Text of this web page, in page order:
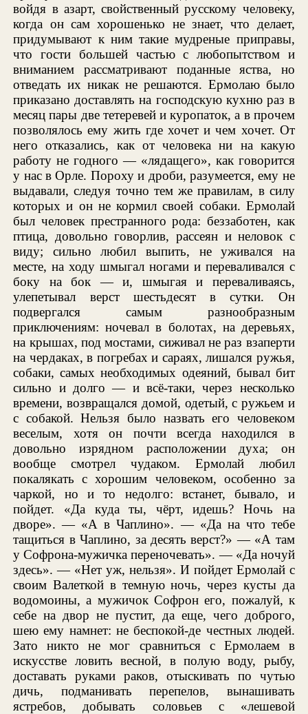
войдя в азарт, свойственный русскому человеку,
когда он сам хорошенько не знает, что делает,
придумывают к ним такие мудреные приправы,
что гости большей частью с любопытством и
вниманием рассматривают поданные яства, но
отведать их никак не решаются. Ермолаю было
приказано доставлять на господскую кухню раз в
месяц пары две тетеревей и куропаток, а в прочем
позволялось ему жить где хочет и чем хочет. От
него отказались, как от человека ни на какую
работу не годного — «лядащего», как говорится
у нас в Орле. Пороху и дроби, разумеется, ему не
выдавали, следуя точно тем же правилам, в силу
которых и он не кормил своей собаки. Ермолай
был человек престранного рода: беззаботен, как
птица, довольно говорлив, рассеян и неловок с
виду; сильно любил выпить, не уживался на
месте, на ходу шмыгал ногами и переваливался с
боку на бок — и, шмыгая и переваливаясь,
улепетывал верст шестьдесят в сутки. Он
подвергался самым разнообразным
приключениям: ночевал в болотах, на деревьях,
на крышах, под мостами, сиживал не раз взаперти
на чердаках, в погребах и сараях, лишался ружья,
собаки, самых необходимых одеяний, бывал бит
сильно и долго — и всё-таки, через несколько
времени, возвращался домой, одетый, с ружьем и
с собакой. Нельзя было назвать его человеком
веселым, хотя он почти всегда находился в
довольно изрядном расположении духа; он
вообще смотрел чудаком. Ермолай любил
покалякать с хорошим человеком, особенно за
чаркой, но и то недолго: встанет, бывало, и
пойдет. «Да куда ты, чёрт, идешь? Ночь на
дворе». — «А в Чаплино». — «Да на что тебе
тащиться в Чаплино, за десять верст?» — «А там
у Софрона-мужичка переночевать». — «Да ночуй
здесь». — «Нет уж, нельзя». И пойдет Ермолай с
своим Валеткой в темную ночь, через кусты да
водомоины, а мужичок Софрон его, пожалуй, к
себе на двор не пустит, да еще, чего доброго,
шею ему намнет: не беспокой-де честных людей.
Зато никто не мог сравниться с Ермолаем в
искусстве ловить весной, в полую воду, рыбу,
доставать руками раков, отыскивать по чутью
дичь, подманивать перепелов, вынашивать
ястребов, добывать соловьев с «лешевой